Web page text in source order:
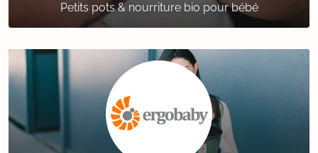
Petits pots & nourriture bio pour bébé